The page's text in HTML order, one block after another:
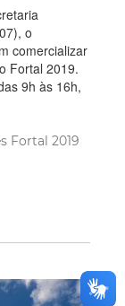
o
comercializar
Fortal 2019.
9h às 16h,
Fortal 2019